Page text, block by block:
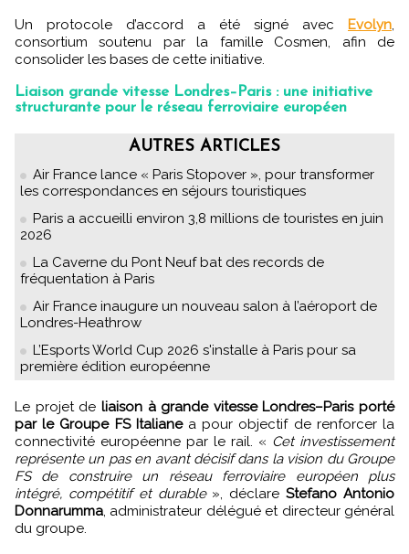
Un protocole d’accord a été signé avec Evolyn,
consortium soutenu par la famille Cosmen, afin de
consolider les bases de cette initiative.
Liaison grande vitesse Londres–Paris : une initiative
structurante pour le réseau ferroviaire européen
AUTRES ARTICLES
Air France lance « Paris Stopover », pour transformer
les correspondances en séjours touristiques
Paris a accueilli environ 3,8 millions de touristes en juin
2026
La Caverne du Pont Neuf bat des records de
fréquentation à Paris
Air France inaugure un nouveau salon à l’aéroport de
Londres-Heathrow
L’Esports World Cup 2026 s'installe à Paris pour sa
première édition européenne
Le projet de liaison à grande vitesse Londres–Paris porté
par le Groupe FS Italianea pour objectif de renforcer la
connectivité européenne par le rail. « Cet investissement
représente un pas en avant décisif dans la vision du Groupe
FS de construire un réseau ferroviaire européen plus
intégré, compétitif et durable», déclareStefano Antonio
Donnarumma, administrateur délégué et directeur général
du groupe.